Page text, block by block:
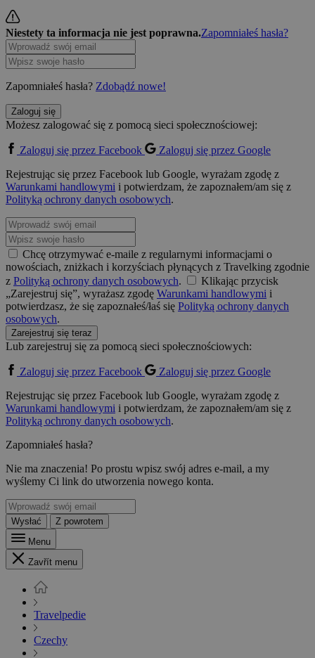
Niestety ta informacja nie jest poprawna.Zapomniałeś hasła?
Zapomniałeś hasła? Zdobądź nowe!
Zaloguj się
Możesz zalogować się z pomocą sieci społecznościowej:
Zaloguj się przez Facebook
Zaloguj się przez Google
Rejestrując się przez Facebook lub Google, wyrażam zgodę z
Warunkami handlowymi i potwierdzam, że zapoznałem/am się z
Polityką ochrony danych osobowych.
Chcę otrzymywać e-maile z regularnymi informacjami o
nowościach, zniżkach i korzyściach płynących z Travelking zgodnie
z Polityką ochrony danych osobowych.
Klikając przycisk
„Zarejestruj się”, wyrażasz zgodę Warunkami handlowymi i
potwierdzasz, że się zapoznałeś/łaś się Polityką ochrony danych
osobowych.
Zarejestruj się teraz
Lub zarejestruj się za pomocą sieci społecznościowych:
Zaloguj się przez Facebook
Zaloguj się przez Google
Rejestrując się przez Facebook lub Google, wyrażam zgodę z
Warunkami handlowymi i potwierdzam, że zapoznałem/am się z
Polityką ochrony danych osobowych.
Zapomniałeś hasła?
Nie ma znaczenia! Po prostu wpisz swój adres e-mail, a my
wyślemy Ci link do utworzenia nowego konta.
Wysłać
Z powrotem
Menu
Zavřít menu
Travelpedie
Czechy